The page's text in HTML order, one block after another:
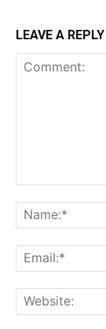
LEAVE A REPLY